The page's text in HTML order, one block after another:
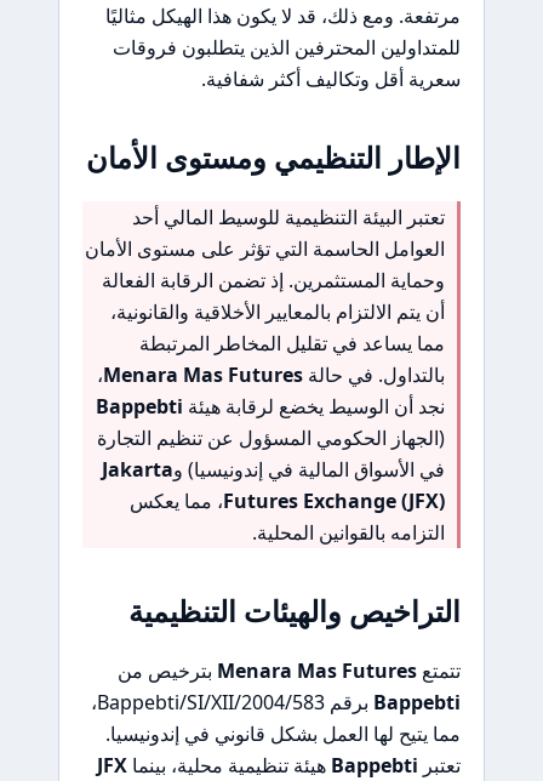
مرتفعة. ومع ذلك، قد لا يكون هذا الهيكل مثاليًا
للمتداولين المحترفين الذين يتطلبون فروقات
سعرية أقل وتكاليف أكثر شفافية.
الإطار التنظيمي ومستوى الأمان
تعتبر البيئة التنظيمية للوسيط المالي أحد
العوامل الحاسمة التي تؤثر على مستوى الأمان
وحماية المستثمرين. إذ تضمن الرقابة الفعالة
أن يتم الالتزام بالمعايير الأخلاقية والقانونية،
مما يساعد في تقليل المخاطر المرتبطة
بالتداول. في حالة Menara Mas Futures،
نجد أن الوسيط يخضع لرقابة هيئة Bappebti
(الجهاز الحكومي المسؤول عن تنظيم التجارة
في الأسواق المالية في إندونيسيا) وJakarta
Futures Exchange (JFX)، مما يعكس
التزامه بالقوانين المحلية.
التراخيص والهيئات التنظيمية
تتمتعMenara Mas Futures بترخيص من
Bappebti
برقم 583/Bappebti/SI/XII/2004،
مما يتيح لها العمل بشكل قانوني في إندونيسيا.
تعتبر Bappebti هيئة تنظيمية محلية، بينماJFX